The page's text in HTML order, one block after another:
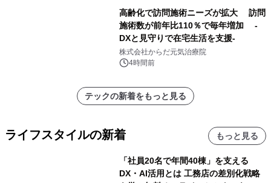
高齢化で訪問施術ニーズが拡大 訪問
施術数が前年比110％で毎年増加 -
DXと見守りで在宅生活を支援-
株式会社からだ元気治療院
4時間前
テックの新着をもっと見る
ライフスタイルの新着 もっと見る
「社員20名で年間40棟」を支える
DX・AI活用とは 工務店の差別化戦略